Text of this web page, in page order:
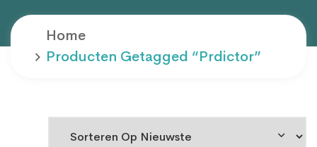
Home
Producten Getagged “prdictor”